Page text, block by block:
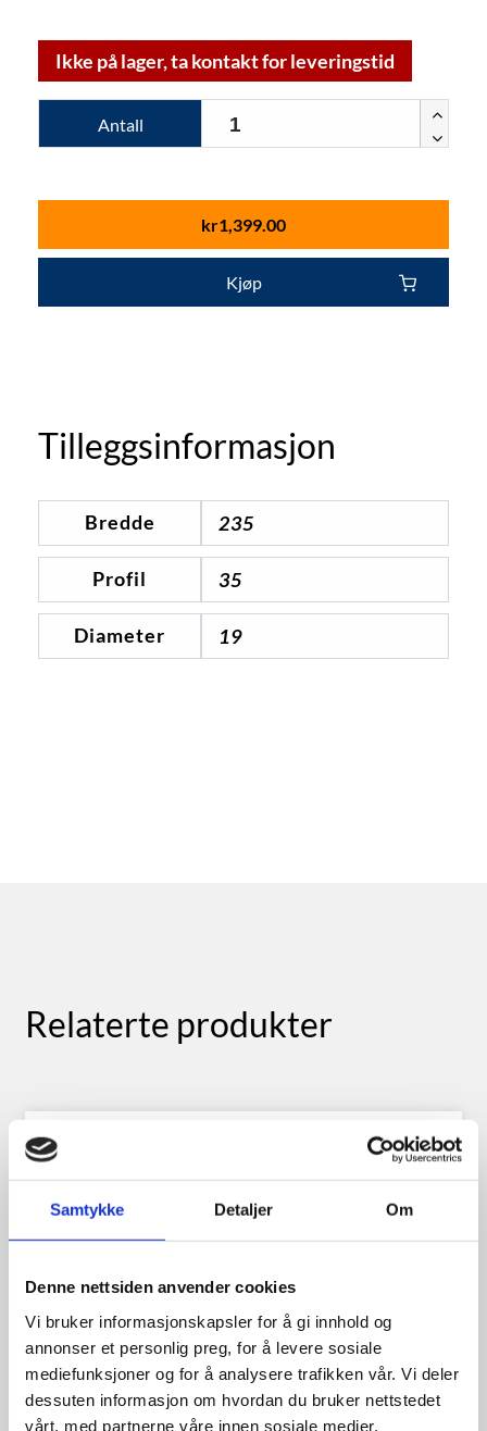
Samtykke Detaljer Om
Denne nettsiden anvender cookies
Vi bruker informasjonskapsler for å gi innhold og
annonser et personlig preg, for å levere sosiale
mediefunksjoner og for å analysere trafikken vår. Vi deler
dessuten informasjon om hvordan du bruker nettstedet
vårt, med partnerne våre innen sosiale medier,
Ikke på lager, ta kontakt for leveringstid
Antall
kr1,399.00
Kjøp
Tilleggsinformasjon
Bredde 235
Profil 35
Diameter 19
Relaterte produkter